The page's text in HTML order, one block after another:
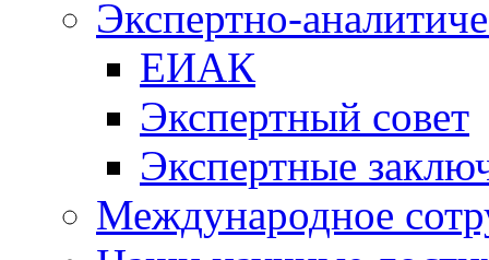
Экспертно-
ЕИАК
Экспертный совет
Экспертные
Международное